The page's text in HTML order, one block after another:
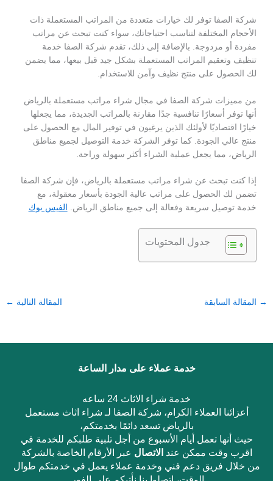
شركة الصفا توفر لك خيارات متعددة من المراتب المستعملة ذات
الأحجام المختلفة لتناسب احتياجاتك، سواء كنت تبحث عن مراتب
مفردة أو مزدوجة. بالإضافة إلى ذلك، تقدم شركة الصفا خدمة
تنظيف وتعقيم المراتب المستعملة بشكل جيد قبل بيعها، مما يضمن
لك الحصول على منتج نظيف وآمن للاستخدام.
من مميزات شركة الصفا في مجال شراء مراتب مستعملة بالرياض
أنها توفر أسعارًا تنافسية جدًا مقارنة بالمراتب الجديدة، مما يجعلها
خيارًا اقتصاديًا لأولئك الذين يرغبون في توفير المال مع الحصول على
منتج عالي الجودة. كما توفر الشركة خدمة التوصيل لجميع مناطق
الرياض، مما يجعل عملية الشراء أكثر سهولة وراحة.
إذا كنت تبحث عن شراء مراتب مستعملة بالرياض، فإن شركة الصفا
تضمن لك الحصول على مراتب عالية الجودة بأسعار معقولة، مع
خدمة توصيل سريعة وفعالة إلى جميع مناطق الرياض.
الفيس بوك
جدول المحتويات
→ المقالة السابقة المقالة التالية ←
خدمة عملاء على مدار الساعة
خدمة شراء الاثاث 24 ساعه
أعزائنا العملاء الكرام، شركة الصفا لـ شراء اثاث مستعمل
بالرياض تسعد دائمًا بخدمتكم،
حيث أنها تعمل أيام الأسبوع من أجل تلبية طلبكم للخدمة في
اقرب وقت ممكن عند الاتصال عبر الأرقام الخاصة بالشركة
من خلال فريق دعم فني وخدمة عملاء يعمل في خدمتكم طوال